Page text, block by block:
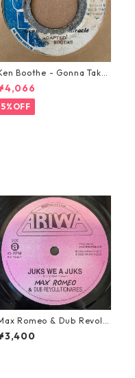
Boothe - Gonna Take
Miracle【7-21362】
5%OFF
Romeo & Dub Revolu
- Juks We A Juk
s【10-90000】